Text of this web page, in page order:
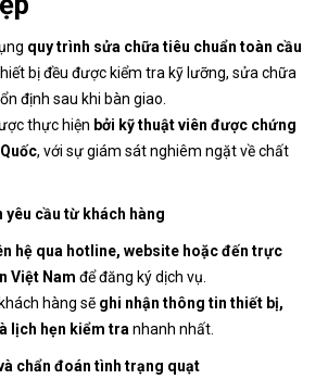
quy trình sửa chữa tiêu chuẩn toàn cầu
bị đều được kiểm tra kỹ lưỡng, sửa chữa
định sau khi bàn giao.
thực hiện bởi kỹ thuật viên được chứng
, với sự giám sát nghiêm ngặt về chất
yêu cầu từ khách hàng
hệ qua hotline, website hoặc đến trực
Việt Nam để đăng ký dịch vụ.
hàng sẽ ghi nhận thông tin thiết bị,
lịch hẹn kiểm tra nhanh nhất.
chẩn đoán tình trạng quạt